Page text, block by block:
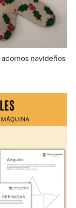
navideños